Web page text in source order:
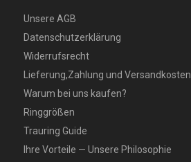
Unsere AGB
Datenschutzerklärung
Widerrufsrecht
Lieferung,Zahlung und Versandkosten
Warum bei uns kaufen?
Ringgrößen
Trauring Guide
Ihre Vorteile — Unsere Philosophie